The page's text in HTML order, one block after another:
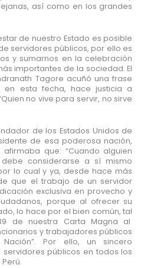
así como en los grandes
de nuestro Estado es posible
servidores públicos, por ello es
y sumarnos en la celebración
importantes de la sociedad. El
Tagore acuñó una frase
en esta fecha, hace justicia a
no vive para servir, no sirve
de los Estados Unidos de
de esa poderosa nación,
que: “Cuando alguien
considerarse a sí mismo
lo cual y ya, desde hace más
que el trabajo de un servidor
exclusiva en provecho y
porque al ofrecer su
lo hace por el bien común, tal
de nuestra Carta Magna al
y trabajadores públicos
Por ello, un sincero
públicos en todos los